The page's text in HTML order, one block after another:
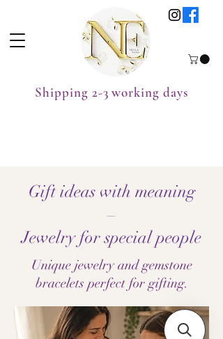
Shipping 2-3 working days
Gift ideas with meaning
–
Jewelry for special people
Unique jewelry and gemstone
bracelets perfect for gifting.